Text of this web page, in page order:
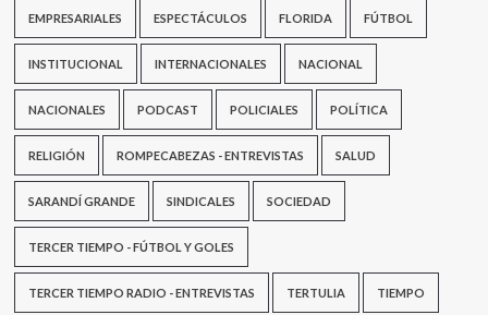
EMPRESARIALES ESPECTÁCULOS FLORIDA FÚTBOL
INSTITUCIONAL INTERNACIONALES NACIONAL
NACIONALES PODCAST POLICIALES POLÍTICA
RELIGIÓN ROMPECABEZAS - ENTREVISTAS SALUD
SARANDÍ GRANDE SINDICALES SOCIEDAD
TERCER TIEMPO - FÚTBOL Y GOLES
TERCER TIEMPO RADIO - ENTREVISTAS TERTULIA TIEMPO